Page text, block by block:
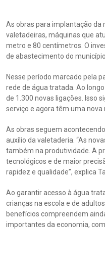
As obras para implantação da
valetadeiras, máquinas que
metro e 80 centímetros. O
de abastecimento do município.
Nesse período marcado pela
rede de água tratada. Ao
de 1.300 novas ligações. Isso
serviço e agora têm uma nova
As obras seguem
auxílio da valetaderia. “As
também na produtividade. A
tecnológicos e de maior
rapidez e qualidade”, explica
Ao garantir acesso à água
crianças na escola e de
benefícios compreendem
importantes da economia,